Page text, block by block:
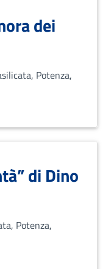
dei
Potenza,
ADIPISCING
Dino
Potenza,
ADIPISCING